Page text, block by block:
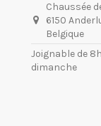
Chaussée
6150
Belgique
Joignable de
dimanche